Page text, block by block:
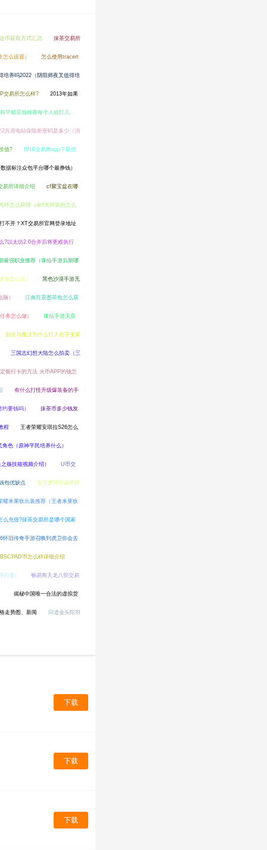
币获取方式汇总 抹茶交易所
么设置） 怎么使用tracert
培养吗2022（阴阳师夜叉值得培
交易所怎么样? 2013年如果
平精英巅峰赛每个人能打几
2兵营电站保险柜密码是多少（消
值? BNB交易所app下载优
据标注众包平台哪个最挣钱）
易所详细介绍 cf聚宝盆在哪
环怎么获得（dnf光环装扮怎么
不开？XT交易所官网登录地址
?以太坊2.0合并后将更难执行
最强职业推荐（诛仙手游后期哪
途怎么玩） 黑色沙漠手游无
） 江南百景图荷包怎么获
务怎么做） 诛仙手游天音
创造与魔法为什么打人名字变紫
三国志幻想大陆怎么拍卖（三
银行卡的方法 火币APP的钱怎
有什么打怪升级爆装备的手
要钱吗） 抹茶币多少钱发
程 王者荣耀安琪拉S26怎么
色（原神平民培养什么）
殇技能视频介绍） U币交
包优缺点 宝可梦阿尔宙斯碎
耀米莱狄出装推荐（王者米莱狄
么充值?抹茶交易所是哪个国家
怀旧传奇手游召唤到虎卫你会去
币怎么样详细介绍
退） 畅易阁天龙八部交易
揭秘中国唯一合法的虚拟货
走势图、新闻 问道金头陀羽
下载
下载
下载